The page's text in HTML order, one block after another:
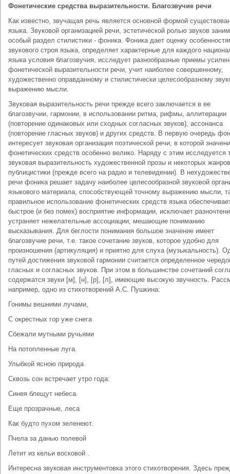
Фонетические средства выразительности. Благозвучие речи
Как известно, звучащая речь является основной формой
языка. Звуковой организацией речи, эстетической ролью звуков
особый раздел стилистики - фоника. Фоника дает оценку
звукового строя языка, определяет характерные для каждого
языка условия благозвучия, исследует разнообразные приемы
фонетической выразительности речи, учит наиболее совершенному,
художественно оправданному и стилистически целесообразному
выражению мысли.
Звуковая выразительность речи прежде всего заключается в ее
благозвучии, гармонии, в использовании ритма, рифмы, аллитерации
(повторение одинаковых или сходных согласных звуков), ассонанса
(повторение гласных звуков) и других средств. В первую очередь
интересует звуковая организация поэтической речи, в которой
фонетических средств особенно велико. Наряду с этим исследуется
звуковая выразительность художественной прозы и некоторых жанров
публицистики (прежде всего на радио и телевидении). В
речи фоника решает задачу наиболее целесообразной звуковой
языкового материала, способствующей точному выражению мысли,
правильное использование фонетических средств языка
быстрое (и без помех) восприятие информации, исключает
устраняет нежелательные ассоциации, мешающие пониманию
высказывания. Для беглости понимания большое значение имеет
благозвучие речи, т.е. такое сочетание звуков, которое удобно для
произношения (артикуляция) и приятно для слуха (музыкальность).
путей достижения звуковой гармонии считается определенное
гласных и согласных звуков. При этом в большинстве сочетаний
содержатся звуки [м], [н], [р], [л], имеющие высокую звучность.
например, одно из стихотворений А.С. Пушкина:
Гонимы вешними лучами,
С окрестных гор уже снега
Сбежали мутными ручьями
На потопленные луга.
Улыбкой ясною природа
Сквозь сон встречает утро года:
Синея блещут небеса.
Еще прозрачные, леса
Как будто пухом зеленеют.
Пчела за данью полевой
Летит из кельи восковой .
Интересна звуковая инструментовка этого стихотворения. Здесь